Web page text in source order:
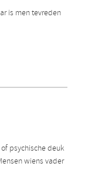
is men tevreden
psychische deuk
wiens vader